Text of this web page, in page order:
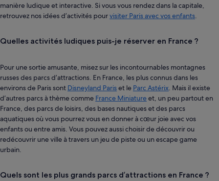
manière ludique et interactive. Si vous vous rendez dans la capitale,
retrouvez nos idées d’activités pourvisiter Paris avec vos enfants
Quelles activités ludiques puis-je réserver en France ?
Pour une sortie amusante, misez sur les incontournables montagnes
russes des parcs d’attractions. En France, les plus connus dans les
environs de Paris sont Disneyland Pariset le Parc Astérix . Mais il existe
d’autres parcs à thème comme France Miniatureet, un peu partout en
France, des parcs de loisirs, des bases nautiques et des parcs
aquatiques où vous pourrez vous en donner à cœur joie avec vos
enfants ou entre amis. Vous pouvez aussi choisir de découvrir ou
redécouvrir une ville à travers un jeu de piste ou un escape game
urbain.
Quels sont les plus grands parcs d’attractions en France ?